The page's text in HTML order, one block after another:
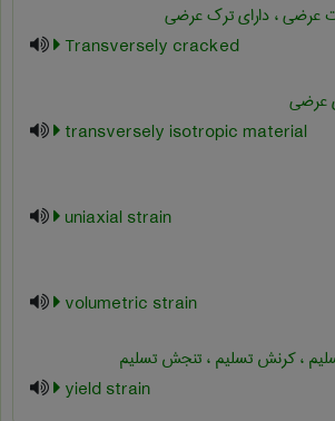
عرضی ، دارای ترک عرضی
Transversely cracked
عرضی
transversely isotropic material
uniaxial strain
volumetric strain
، کرنش تسلیم ، تنجش تسلیم
yield strain